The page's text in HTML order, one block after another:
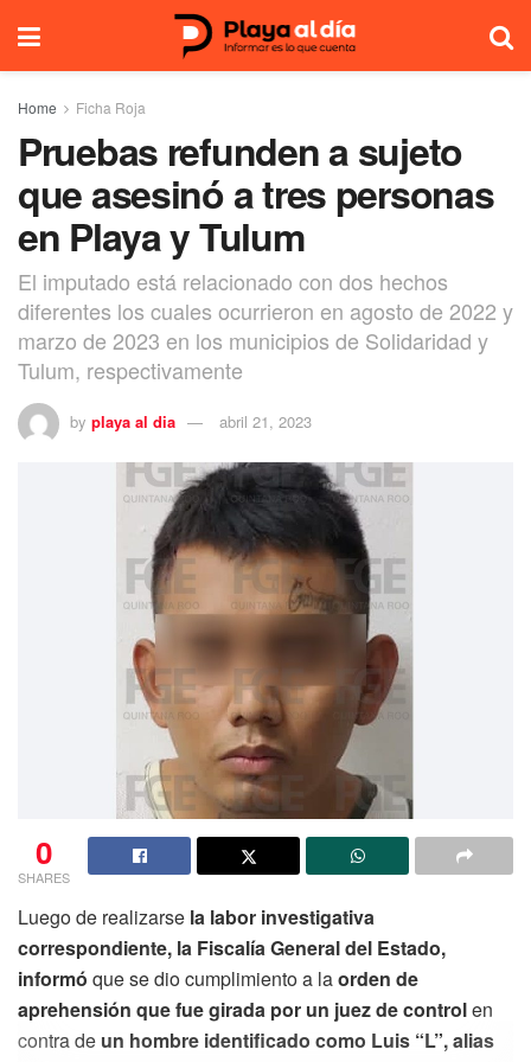
Home Ficha Roja
Pruebas refunden a sujeto
que asesinó a tres personas
en Playa y Tulum
El imputado está relacionado con dos hechos
diferentes los cuales ocurrieron en agosto de 2022 y
marzo de 2023 en los municipios de Solidaridad y
Tulum, respectivamente
by playa al dia abril 21, 2023
0
SHARES
Luego de realizarse la labor investigativa
correspondiente, la Fiscalía General del Estado,
informó que se dio cumplimiento a laorden de
aprehensión que fue girada por un juez de controlen
contra de un hombre identificado como Luis “L”, alias